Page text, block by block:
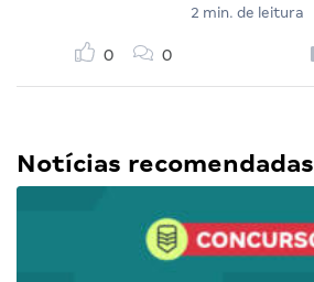
2 min. de leitura
0 0
Notícias recomendadas